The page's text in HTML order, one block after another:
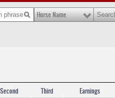
Horse Name
Second Third Earnings